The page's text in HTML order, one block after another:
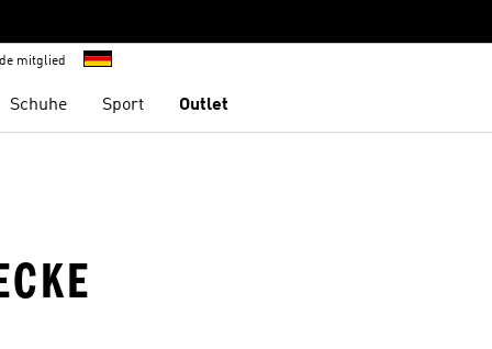
mitglied
Schuhe Sport Outlet